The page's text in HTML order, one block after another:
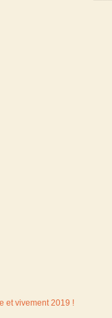
et vivement 2019 !